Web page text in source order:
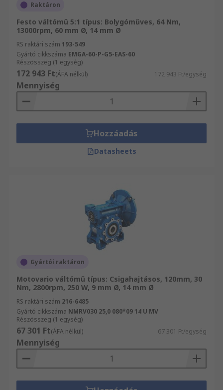
Raktáron
Festo váltómű 5:1 típus: Bolygóműves, 64 Nm,
13000rpm, 60 mm Ø, 14 mm Ø
RS raktári szám 193-549
Gyártó cikkszáma EMGA-60-P-G5-EAS-60
Részösszeg (1 egység)
172 943 Ft(ÁFA nélkül) 172 943 Ft/egység
Mennyiség
Hozzáadás
Datasheets
Gyártói raktáron
Motovario váltómű típus: Csigahajtásos, 120mm, 30
Nm, 2800rpm, 250 W, 9 mm Ø, 14 mm Ø
RS raktári szám 216-6485
Gyártó cikkszáma NMRV030 25,0 080*09 14 U MV
Részösszeg (1 egység)
67 301 Ft(ÁFA nélkül) 67 301 Ft/egység
Mennyiség